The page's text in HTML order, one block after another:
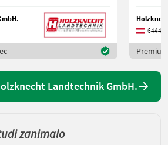
6444
Landtechnik GmbH.
zanimalo